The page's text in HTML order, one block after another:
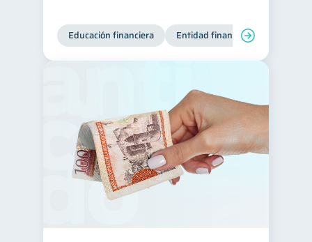
Educación financiera Entidad financiera